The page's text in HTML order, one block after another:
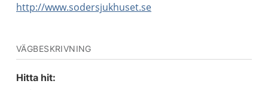
http://www.sodersjukhuset.se
VÄGBESKRIVNING
Hitta hit: